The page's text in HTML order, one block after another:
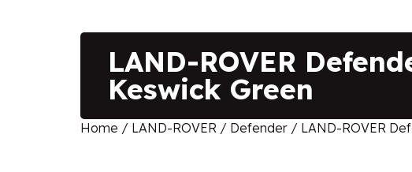
LAND-ROVER
Keswick Green
Home / LAND-ROVER / Defender / LAND-ROVER